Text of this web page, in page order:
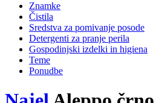
Znamke
Čistila
Sredstva za pomivanje posode
Detergenti za pranje perila
Gospodinjski izdelki in higiena
Teme
Ponudbe